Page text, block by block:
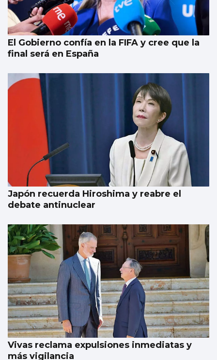
tendrá que parar”
El Gobierno confía en la FIFA y cree que la
final será en España
Japón recuerda Hiroshima y reabre el
debate antinuclear
Vivas reclama expulsiones inmediatas y
más vigilancia